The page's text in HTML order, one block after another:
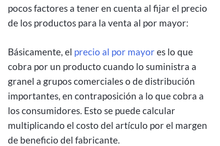
pocos factores a tener en cuenta al fijar el precio
de los productos para la venta al por mayor:
Básicamente, el precio al por mayores lo que
cobra por un producto cuando lo suministra a
granel a grupos comerciales o de distribución
importantes, en contraposición a lo que cobra a
los consumidores. Esto se puede calcular
multiplicando el costo del artículo por el margen
de beneficio del fabricante.